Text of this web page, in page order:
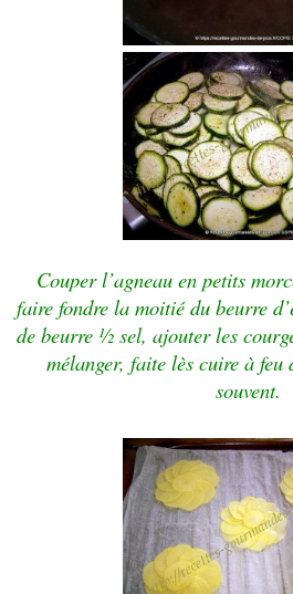
Couper l’agneau en petits
faire fondre la moitié du beurre
de beurre ½ sel, ajouter les
mélanger, faite lès cuire à feu
souvent.